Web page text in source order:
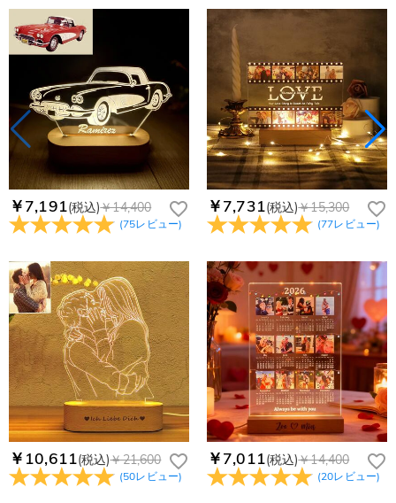
￥7,191(税込)￥14,400
(75レビュー)
￥7,731(税込)￥15,300
(77レビュー)
￥10,611(税込)￥21,600
(50レビュー)
￥7,011(税込)￥14,400
(20レビュー)